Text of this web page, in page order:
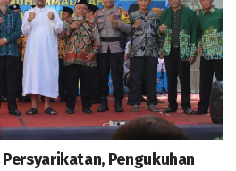
Pengukuhan